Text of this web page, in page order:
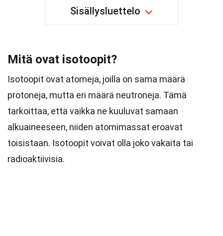
Sisällysluettelo
Mitä ovat isotoopit?
Isotoopit ovat atomeja, joilla on sama määrä
protoneja, mutta eri määrä neutroneja. Tämä
tarkoittaa, että vaikka ne kuuluvat samaan
alkuaineeseen, niiden atomimassat eroavat
toisistaan. Isotoopit voivat olla joko vakaita tai
radioaktiivisia.